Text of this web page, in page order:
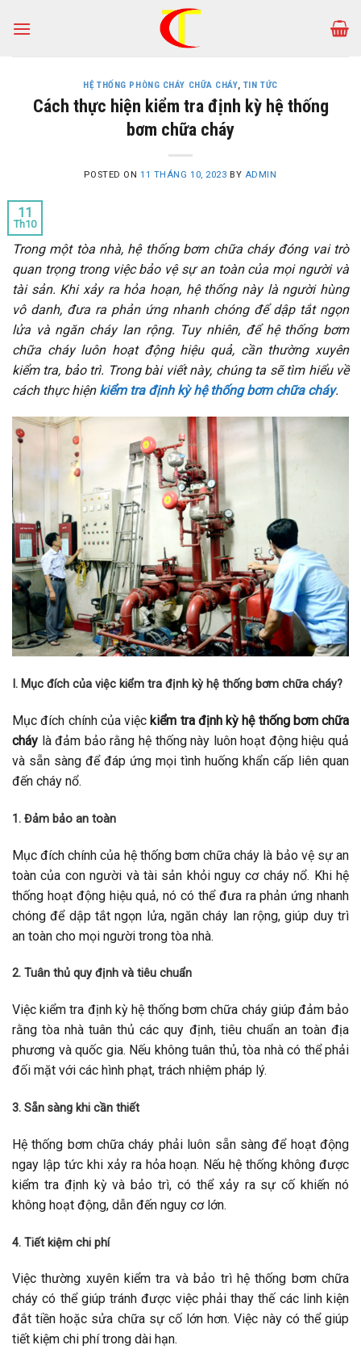
HỆ THỐNG PHÒNG CHÁY CHỮA CHÁY, TIN TỨC
Cách thực hiện kiểm tra định kỳ hệ thống
bơm chữa cháy
POSTED ON 11 THÁNG 10, 2023 BY ADMIN
11
Th10
Trong một tòa nhà, hệ thống bơm chữa cháy đóng vai trò
quan trọng trong việc bảo vệ sự an toàn của mọi người và
tài sản. Khi xảy ra hỏa hoạn, hệ thống này là người hùng
vô danh, đưa ra phản ứng nhanh chóng để dập tắt ngọn
lửa và ngăn cháy lan rộng. Tuy nhiên, để hệ thống bơm
chữa cháy luôn hoạt động hiệu quả, cần thường xuyên
kiểm tra, bảo trì. Trong bài viết này, chúng ta sẽ tìm hiểu về
cách thực hiện kiểm tra định kỳ hệ thống bơm chữa cháy.
I. Mục đích của việc kiểm tra định kỳ hệ thống bơm chữa cháy?
Mục đích chính của việckiểm tra định kỳ hệ thống bơm chữa
cháy là đảm bảo rằng hệ thống này luôn hoạt động hiệu quả
và sẵn sàng để đáp ứng mọi tình huống khẩn cấp liên quan
đến cháy nổ.
1. Đảm bảo an toàn
Mục đích chính của hệ thống bơm chữa cháy là bảo vệ sự an
toàn của con người và tài sản khỏi nguy cơ cháy nổ. Khi hệ
thống hoạt động hiệu quả, nó có thể đưa ra phản ứng nhanh
chóng để dập tắt ngọn lửa, ngăn cháy lan rộng, giúp duy trì
an toàn cho mọi người trong tòa nhà.
2. Tuân thủ quy định và tiêu chuẩn
Việc kiểm tra định kỳ hệ thống bơm chữa cháy giúp đảm bảo
rằng tòa nhà tuân thủ các quy định, tiêu chuẩn an toàn địa
phương và quốc gia. Nếu không tuân thủ, tòa nhà có thể phải
đối mặt với các hình phạt, trách nhiệm pháp lý.
3. Sẵn sàng khi cần thiết
Hệ thống bơm chữa cháy phải luôn sẵn sàng để hoạt động
ngay lập tức khi xảy ra hỏa hoạn. Nếu hệ thống không được
kiểm tra định kỳ và bảo trì, có thể xảy ra sự cố khiến nó
không hoạt động, dẫn đến nguy cơ lớn.
4. Tiết kiệm chi phí
Việc thường xuyên kiểm tra và bảo trì hệ thống bơm chữa
cháy có thể giúp tránh được việc phải thay thế các linh kiện
đắt tiền hoặc sửa chữa sự cố lớn hơn. Việc này có thể giúp
tiết kiệm chi phí trong dài hạn.